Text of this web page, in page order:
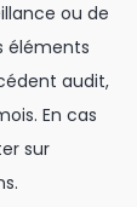
ou de
éléments
audit,
En cas
sur